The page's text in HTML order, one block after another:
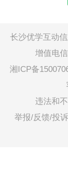
长沙优学互动
增值电
湘ICP备
违法和
举报/反馈/投